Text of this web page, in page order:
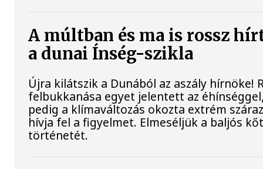
A múltban és ma is rossz
a dunai Ínség-szikla
Újra kilátszik a Dunából az aszály hírnöke!
felbukkanása egyet jelentett az
pedig a klímaváltozás okozta extrém
hívja fel a figyelmet. Elmeséljük a baljós
történetét.